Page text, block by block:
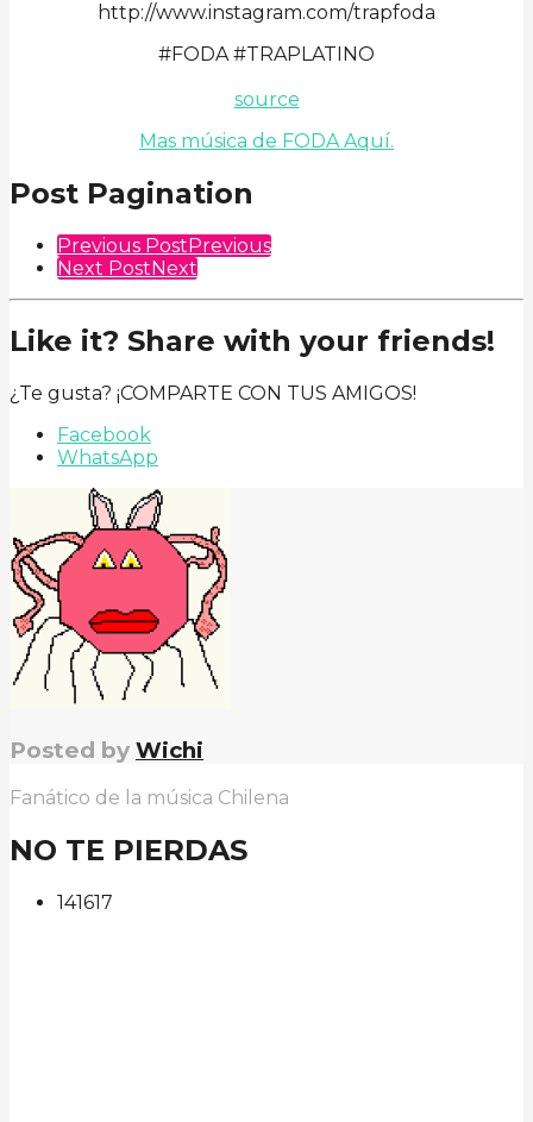
http://www.instagram.com/trapfoda
#FODA #TRAPLATINO
source
Mas música de FODA Aquí.
Post Pagination
Previous PostPrevious
Next PostNext
Like it? Share with your friends!
¿Te gusta? ¡COMPARTE CON TUS AMIGOS!
Facebook
WhatsApp
Posted by Wichi
Fanático de la música Chilena
NO TE PIERDAS
141617